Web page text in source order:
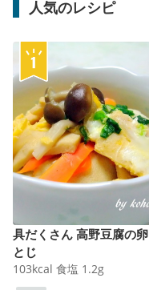
人気のレシピ
具だくさん 高野豆腐の卵
とじ
103kcal 食塩 1.2g